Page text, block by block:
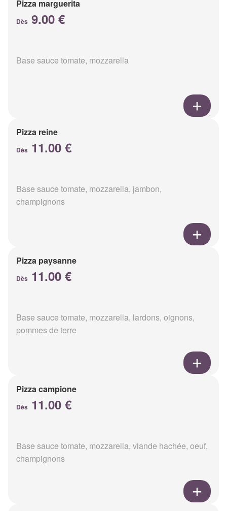
Pizza marguerita
Dès 9.00 €
Base sauce tomate, mozzarella
Pizza reine
Dès 11.00 €
Base sauce tomate, mozzarella, jambon,
champignons
Pizza paysanne
Dès 11.00 €
Base sauce tomate, mozzarella, lardons, oignons,
pommes de terre
Pizza campione
Dès 11.00 €
Base sauce tomate, mozzarella, viande hachée, oeuf,
champignons